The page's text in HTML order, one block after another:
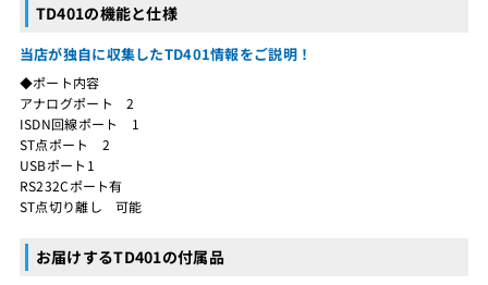
TD401の機能と仕様
当店が独自に収集したTD401情報をご説明！
◆ポート内容
アナログポート 2
ISDN回線ポート 1
ST点ポート 2
USBポート1
RS232Cポート有
ST点切り離し 可能
お届けするTD401の付属品